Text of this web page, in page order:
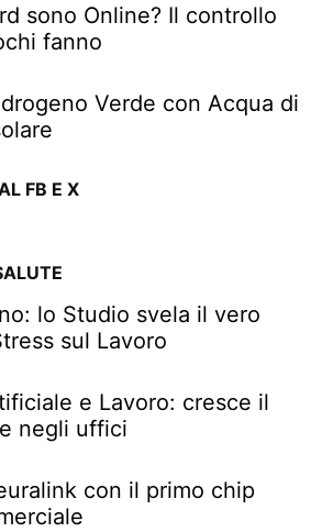
sono Online? Il controllo
fanno
Verde con Acqua di
FB E X
lo Studio svela il vero
sul Lavoro
e Lavoro: cresce il
negli uffici
con il primo chip